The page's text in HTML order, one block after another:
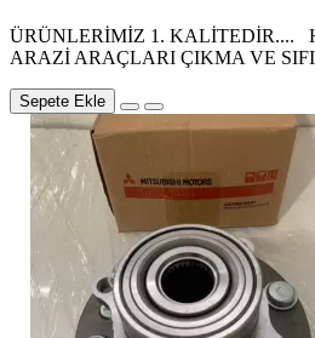
ÜRÜNLERİMİZ 1. KALİTEDİR....
ARAZİ ARAÇLARI ÇIKMA VE
Sepete Ekle